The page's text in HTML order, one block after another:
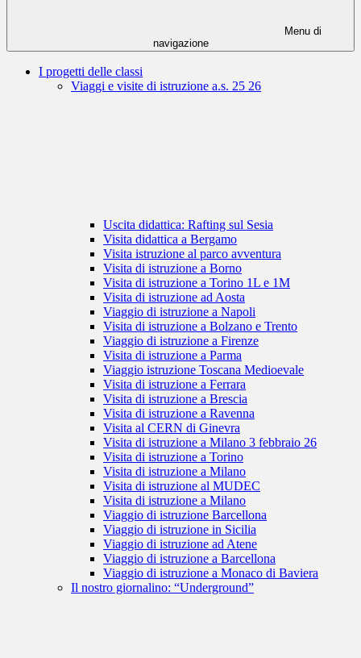
Menu di
navigazione
I progetti delle classi
Viaggi e visite di istruzione a.s. 25 26
Uscita didattica: Rafting sul Sesia
Visita didattica a Bergamo
Visita istruzione al parco avventura
Visita di istruzione a Borno
Visita di istruzione a Torino 1L e 1M
Visita di istruzione ad Aosta
Viaggio di istruzione a Napoli
Visita di istruzione a Bolzano e Trento
Viaggio di istruzione a Firenze
Visita di istruzione a Parma
Viaggio istruzione Toscana Medioevale
Visita di istruzione a Ferrara
Visita di istruzione a Brescia
Visita di istruzione a Ravenna
Visita al CERN di Ginevra
Visita di istruzione a Milano 3 febbraio 26
Visita di istruzione a Torino
Visita di istruzione a Milano
Visita di istruzione al MUDEC
Visita di istruzione a Milano
Viaggio di istruzione Barcellona
Viaggio di istruzione in Sicilia
Viaggio di istruzione ad Atene
Viaggio di istruzione a Barcellona
Viaggio di istruzione a Monaco di Baviera
Il nostro giornalino: “Underground”